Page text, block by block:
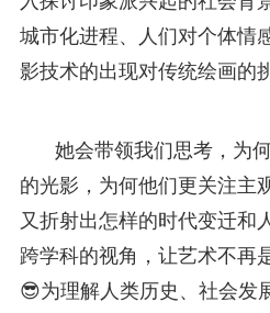
城市化进程、人们对个体情
影技术的出现对传统绘画的
她会带领我们思考，为
的光影，为何他们更关注主
又折射出怎样的时代变迁和
跨学科的视角，让艺术不再
😎为理解人类历史、社会发